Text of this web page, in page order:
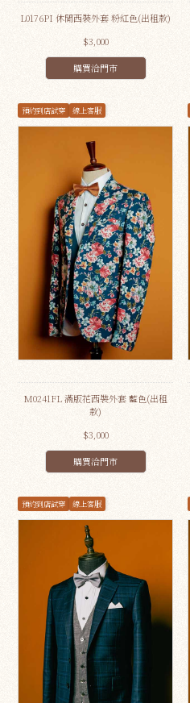
L0176PI 休閒西裝外套 粉紅色(出租款)
$3,000
購買洽門市
預約到店試穿 線上客服
M0241FL 滿版花西裝外套 藍色(出租
款)
$3,000
購買洽門市
預約到店試穿 線上客服